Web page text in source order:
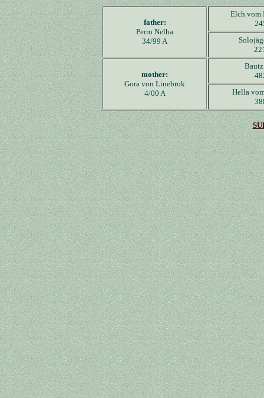
father:
Perro Nelha
34/99 A
Elch vom
mother:
Gora von Linebrok
4/00 A
Hella